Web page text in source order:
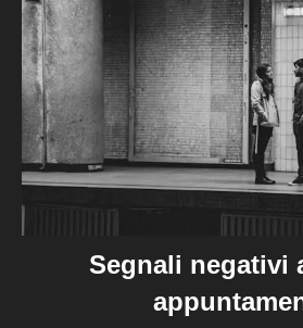
Segnali negativi